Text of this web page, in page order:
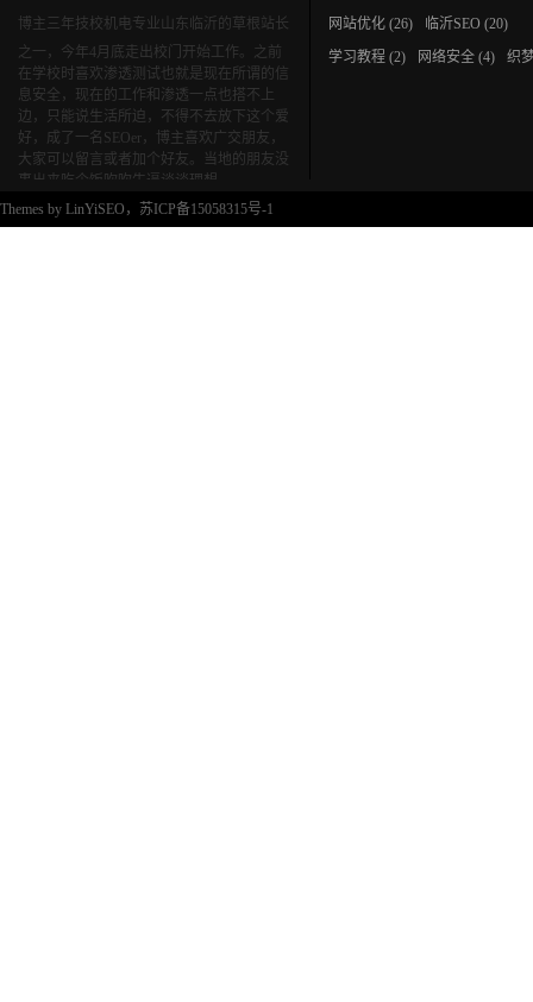
博主三年技校机电专业山东临沂的草根站长
之一，今年4月底走出校门开始工作。之前
在学校时喜欢渗透测试也就是现在所谓的信
息安全，现在的工作和渗透一点也搭不上
边，只能说生活所迫，不得不去放下这个爱
好，成了一名SEOer，博主喜欢广交朋友，
大家可以留言或者加个好友。当地的朋友没
事出来吃个饭吹吹牛逼谈谈理想。
网站优化 (26) 临沂SEO (20)
学习教程 (2) 网络安全 (4) 织
Themes by LinYiSEO ，苏ICP备15058315号-1